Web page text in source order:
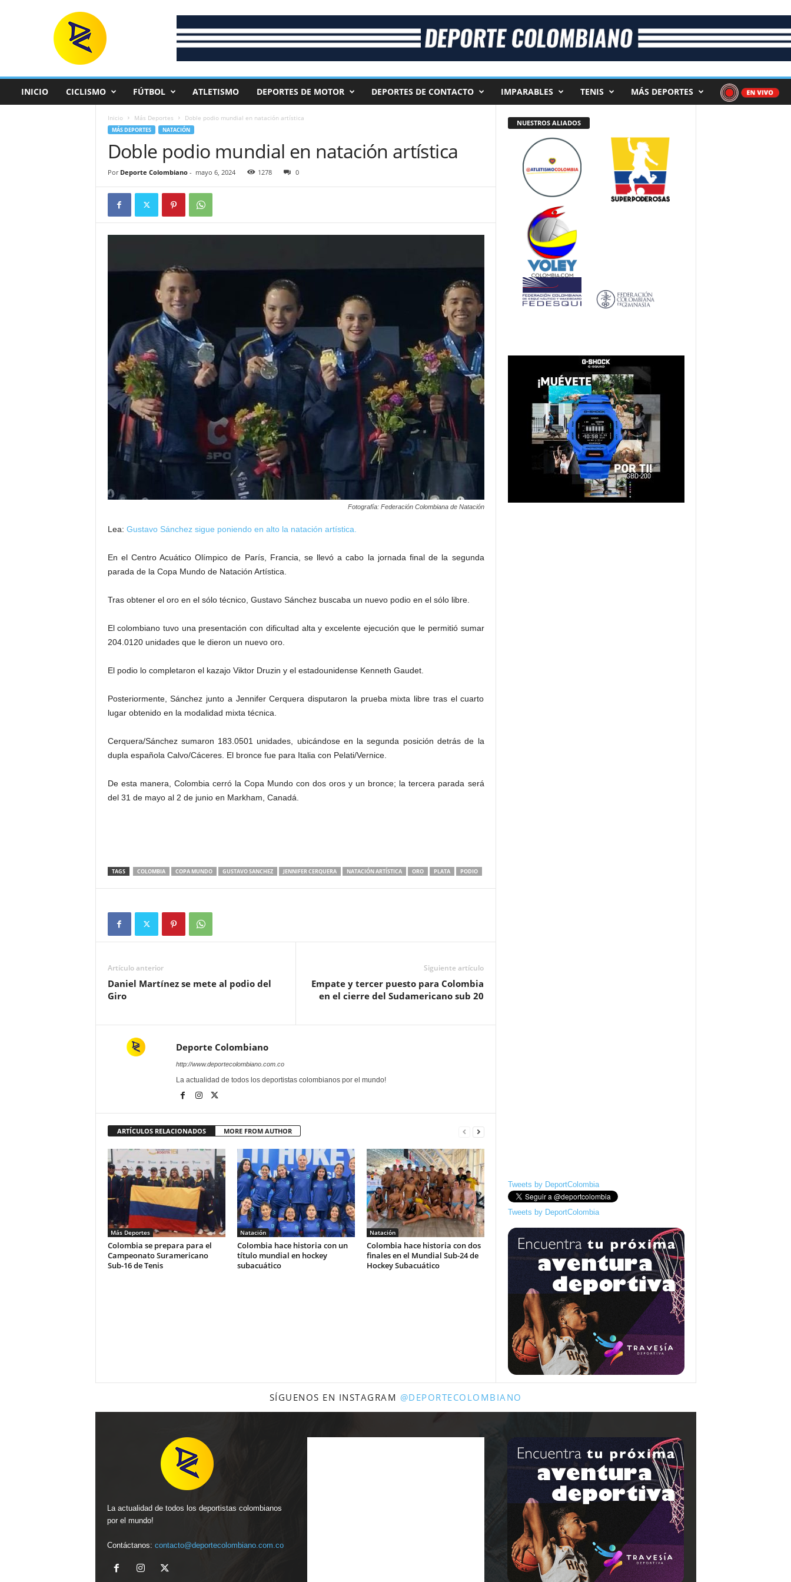
INICIO CICLISMO FÚTBOL ATLETISMO DEPORTES DE MOTOR DEPORTES DE CONTACTO IMPARABLES TENIS MÁS DEPORTES
Inicio Más Deportes Doble podio mundial en natación artística
MÁS DEPORTES NATACIÓN
Doble podio mundial en natación artística
Por Deporte Colombiano- mayo 6, 2024 1278 0
Fotografía: Federación Colombiana de Natación
Lea: Gustavo Sánchez sigue poniendo en alto la natación artística.
En el Centro Acuático Olímpico de París, Francia, se llevó a cabo la jornada final de la segunda
parada de la Copa Mundo de Natación Artística.
Tras obtener el oro en el sólo técnico, Gustavo Sánchez buscaba un nuevo podio en el sólo libre.
El colombiano tuvo una presentación con dificultad alta y excelente ejecución que le permitió sumar
204.0120 unidades que le dieron un nuevo oro.
El podio lo completaron el kazajo Viktor Druzin y el estadounidense Kenneth Gaudet.
Posteriormente, Sánchez junto a Jennifer Cerquera disputaron la prueba mixta libre tras el cuarto
lugar obtenido en la modalidad mixta técnica.
Cerquera/Sánchez sumaron 183.0501 unidades, ubicándose en la segunda posición detrás de la
dupla española Calvo/Cáceres. El bronce fue para Italia con Pelati/Vernice.
De esta manera, Colombia cerró la Copa Mundo con dos oros y un bronce; la tercera parada será
del 31 de mayo al 2 de junio en Markham, Canadá.
TAGS COLOMBIA COPA MUNDO GUSTAVO SANCHEZ JENNIFER CERQUERA NATACIÓN ARTÍSTICA ORO PLATA PODIO
Artículo anterior
Daniel Martínez se mete al podio del
Giro
Siguiente artículo
Empate y tercer puesto para Colombia
en el cierre del Sudamericano sub 20
Deporte Colombiano
http://www.deportecolombiano.com.co
La actualidad de todos los deportistas colombianos por el mundo!
ARTÍCULOS RELACIONADOS MORE FROM AUTHOR
Más Deportes
Colombia se prepara para el
Campeonato Suramericano
Sub-16 de Tenis
Natación
Colombia hace historia con un
título mundial en hockey
subacuático
Natación
Colombia hace historia con dos
finales en el Mundial Sub-24 de
Hockey Subacuático
NUESTROS ALIADOS
Tweets by DeportColombia
Tweets by DeportColombia
SÍGUENOS EN INSTAGRAM @DEPORTECOLOMBIANO
La actualidad de todos los deportistas colombianos
por el mundo!
Contáctanos: contacto@deportecolombiano.com.co